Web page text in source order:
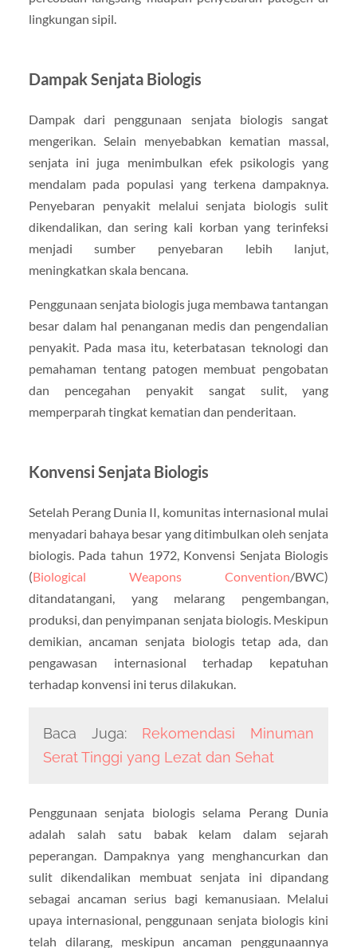
lingkungan sipil.
Dampak Senjata Biologis
Dampak dari penggunaan senjata biologis sangat
mengerikan. Selain menyebabkan kematian massal,
senjata ini juga menimbulkan efek psikologis yang
mendalam pada populasi yang terkena dampaknya.
Penyebaran penyakit melalui senjata biologis sulit
dikendalikan, dan sering kali korban yang terinfeksi
menjadi sumber penyebaran lebih lanjut,
meningkatkan skala bencana.
Penggunaan senjata biologis juga membawa tantangan
besar dalam hal penanganan medis dan pengendalian
penyakit. Pada masa itu, keterbatasan teknologi dan
pemahaman tentang patogen membuat pengobatan
dan pencegahan penyakit sangat sulit, yang
memperparah tingkat kematian dan penderitaan.
Konvensi Senjata Biologis
Setelah Perang Dunia II, komunitas internasional mulai
menyadari bahaya besar yang ditimbulkan oleh senjata
biologis. Pada tahun 1972, Konvensi Senjata Biologis
(Biological Weapons Convention/BWC)
ditandatangani, yang melarang pengembangan,
produksi, dan penyimpanan senjata biologis. Meskipun
demikian, ancaman senjata biologis tetap ada, dan
pengawasan internasional terhadap kepatuhan
terhadap konvensi ini terus dilakukan.
Baca Juga: Rekomendasi Minuman
Serat Tinggi yang Lezat dan Sehat
Penggunaan senjata biologis selama Perang Dunia
adalah salah satu babak kelam dalam sejarah
peperangan. Dampaknya yang menghancurkan dan
sulit dikendalikan membuat senjata ini dipandang
sebagai ancaman serius bagi kemanusiaan. Melalui
upaya internasional, penggunaan senjata biologis kini
telah dilarang, meskipun ancaman penggunaannya